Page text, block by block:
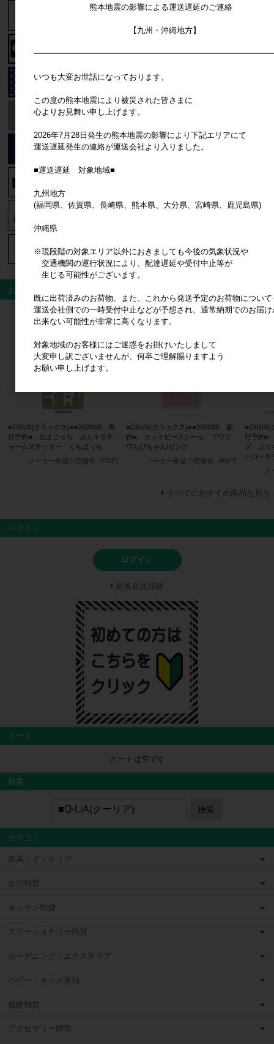
おすすめ商品
■CRUX(クラックス)■■2026SS 先
行予約■ たまごっち ぷくキラチ
ャームステッカー くちぱっち
メーカー希望小売価格
520円
■CRUX(クラックス)■■2026SS 新
作■ カットピースシール フワフ
ワらびちゃん/ピンク
メーカー希望小売価格
400円
■CRUX(
行予約■
ズ ぷく
ハローキ
すべてのおすすめ商品を見る
ログイン
ログイン
新規会員登録
カート
カートは空です
検索
検索
カテゴリ
家具・インテリア
生活雑貨
キッチン雑貨
ステーショナリー雑貨
ガーデニング・エクステリア
ベビー・キッズ用品
服飾雑貨
アクセサリー雑貨
熊本地震の影響による運送遅延のご連絡
【九州・沖縄地方】
いつも大変お世話になっております。
この度の熊本地震により被災された皆さまに
心よりお見舞い申し上げます。
2026年7月28日発生の熊本地震の影響により下記エリアにて
運送遅延発生の連絡が運送会社より入りました。
■運送遅延 対象地域■
九州地方
(福岡県、佐賀県、長崎県、熊本県、大分県、宮崎県、鹿児島県)
沖縄県
※現段階の対象エリア以外におきましても今後の気象状況や
交通機関の運行状況により、配達遅延や受付中止等が
生じる可能性がございます。
既に出荷済みのお荷物、また、これから発送予定のお荷物について
運送会社側での一時受付中止などが予想され、通常納期でのお届け
出来ない可能性が非常に高くなります。
対象地域のお客様にはご迷惑をお掛けいたしまして
大変申し訳ございませんが、何卒ご理解賜りますよう
お願い申し上げます。